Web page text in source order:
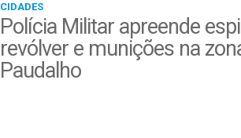
CIDADES
Polícia Militar apreende
revólver e munições na
Paudalho